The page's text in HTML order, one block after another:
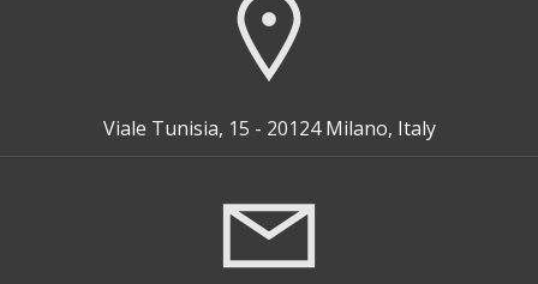
Viale Tunisia, 15 - 20124 Milano, Italy